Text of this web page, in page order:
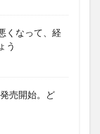
くなって、経
う
売開始。ど